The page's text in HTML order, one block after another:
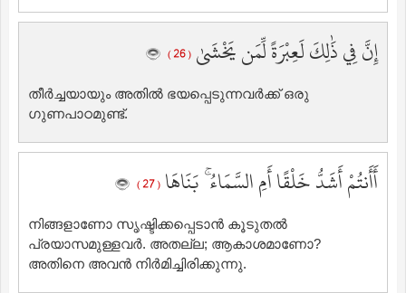
إِنَّ فِي ذَٰلِكَ لَعِبْرَةً لِّمَن يَخْشَىٰ ( 26 )
തീര്‍ച്ചയായും അതില്‍ ഭയപ്പെടുന്നവര്‍ക്ക് ഒരു
ഗുണപാഠമുണ്ട്‌.
أَأَنتُمْ أَشَدُّ خَلْقًا أَمِ السَّمَاءُ ۚ بَنَاهَا ( 27 )
നിങ്ങളാണോ സൃഷ്ടിക്കപ്പെടാന്‍ കൂടുതല്‍
പ്രയാസമുള്ളവര്‍. അതല്ല; ആകാശമാണോ?
അതിനെ അവന്‍ നിര്‍മിച്ചിരിക്കുന്നു.